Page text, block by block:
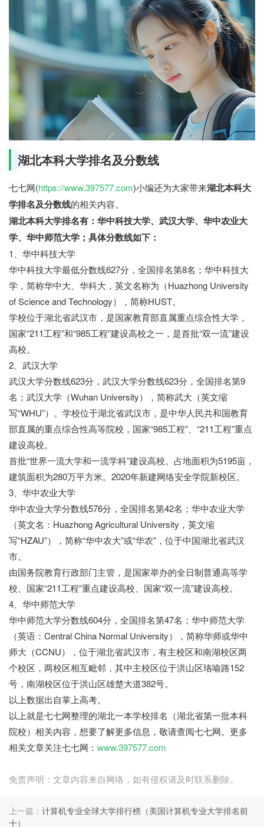
湖北本科大学排名及分数线
七七网(https://www.397577.com)小编还为大家带来湖北本科大
学排名及分数线的相关内容。
湖北本科大学排名有：华中科技大学、武汉大学、华中农业大
学、华中师范大学；具体分数线如下：
1、华中科技大学
华中科技大学最低分数线627分，全国排名第8名；华中科技大
学，简称华中大、华科大，英文名称为（Huazhong University
of Science and Technology），简称HUST。
学校位于湖北省武汉市，是国家教育部直属重点综合性大学，
国家“211工程”和“985工程”建设高校之一，是首批“双一流”建设
高校。
2、武汉大学
武汉大学分数线623分，武汉大学分数线623分，全国排名第9
名；武汉大学（Wuhan University），简称武大（英文缩
写“WHU”）。学校位于湖北省武汉市，是中华人民共和国教育
部直属的重点综合性高等院校，国家“985工程”、“211工程”重点
建设高校。
首批“世界一流大学和一流学科”建设高校。占地面积为5195亩，
建筑面积为280万平方米。2020年新建网络安全学院新校区。
3、华中农业大学
华中农业大学分数线576分，全国排名第42名；华中农业大学
（英文名：Huazhong Agricultural University，英文缩
写“HZAU”），简称“华中农大”或“华农”，位于中国湖北省武汉
市。
由国务院教育行政部门主管，是国家举办的全日制普通高等学
校、国家“211工程”重点建设高校、国家“双一流”建设高校。
4、华中师范大学
华中师范大学分数线604分，全国排名第47名；华中师范大学
（英语：Central China Normal University），简称华师或华中
师大（CCNU），位于湖北省武汉市，有主校区和南湖校区两
个校区，两校区相互毗邻，其中主校区位于洪山区珞喻路152
号，南湖校区位于洪山区雄楚大道382号。
以上数据出自掌上高考。
以上就是七七网整理的湖北一本学校排名（湖北省第一批本科
院校）相关内容，想要了解更多信息，敬请查阅七七网。更多
相关文章关注七七网： www.397577.com
免责声明：文章内容来自网络，如有侵权请及时联系删除。
上一篇： 计算机专业全球大学排行榜（美国计算机专业大学排名前
十）